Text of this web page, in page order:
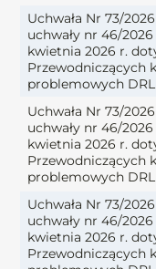
Uchwała Nr 73/
uchwały nr 46/
kwietnia 2026 r.
Przewodniczących
problemowych DRL
Uchwała Nr 73/
uchwały nr 46/
kwietnia 2026 r.
Przewodniczących
problemowych DRL
Uchwała Nr 73/
uchwały nr 46/
kwietnia 2026 r.
Przewodniczących